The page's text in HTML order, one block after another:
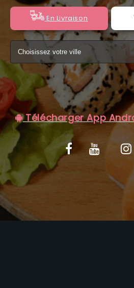
NOTRE RESTAURANT
VOS AVIS
MENTIONS LÉGALES
C.G.V
En Livraison
Télécharger App